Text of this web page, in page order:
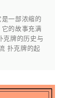
一部浓缩的
的故事充满
克牌的历史与
扑克牌的起